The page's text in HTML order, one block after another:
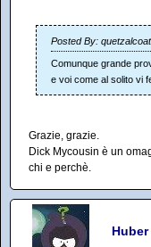
Posted By:
Comunque grande
e voi come al solito vi
Grazie, grazie.
Dick Mycousin è un
chi e perchè.
Huber